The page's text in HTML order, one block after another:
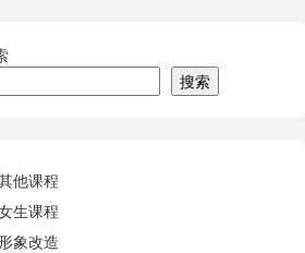
搜索
他课程
生课程
象改造